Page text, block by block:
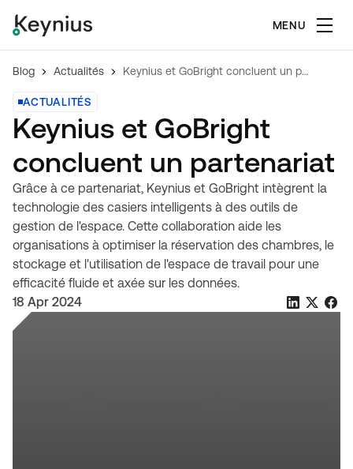
MENU
Blog Actualités Keynius et GoBright concluent un partenariat
ACTUALITÉS
Keynius et GoBright
concluent un partenariat
Grâce à ce partenariat, Keynius et GoBright intègrent la
technologie des casiers intelligents à des outils de
gestion de l'espace. Cette collaboration aide les
organisations à optimiser la réservation des chambres, le
stockage et l'utilisation de l'espace de travail pour une
efficacité fluide et axée sur les données.
18 Apr 2024